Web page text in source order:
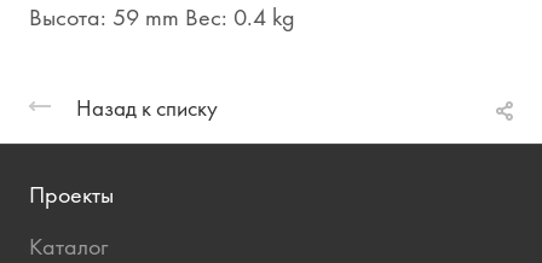
Высота: 59 mm Вес: 0.4 kg
Назад к списку
Проекты
Каталог